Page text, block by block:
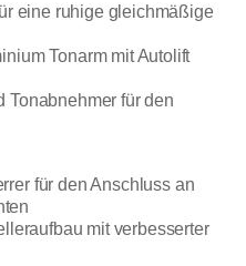
eine ruhige gleichmäßige
Tonarm mit Autolift
Tonabnehmer für den
für den Anschluss an
mit verbesserter